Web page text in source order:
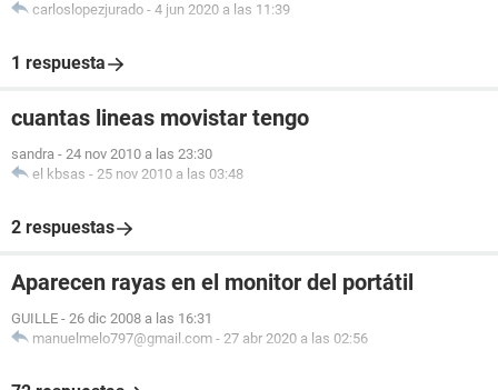
carloslopezjurado - 4 jun 2020 a las 11:39
1 respuesta
cuantas lineas movistar tengo
sandra - 24 nov 2010 a las 23:30
el kbsas - 25 nov 2010 a las 03:48
2 respuestas
Aparecen rayas en el monitor del portátil
GUILLE - 26 dic 2008 a las 16:31
manuelmelo797@gmail.com - 27 abr 2020 a las 02:56